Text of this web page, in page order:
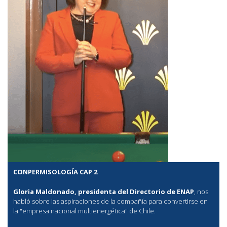
CONPERMISOLOGÍA CAP 2
Gloria Maldonado, presidenta del Directorio de ENAP, nos
habló sobre las aspiraciones de la compañía para convertirse en
la "empresa nacional multienergética" de Chile.